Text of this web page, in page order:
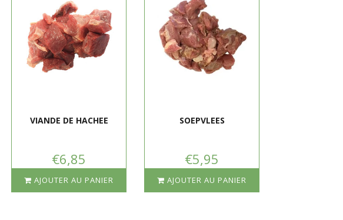
VIANDE DE HACHEE
€6,85
AJOUTER AU PANIER
SOEPVLEES
€5,95
AJOUTER AU PANIER